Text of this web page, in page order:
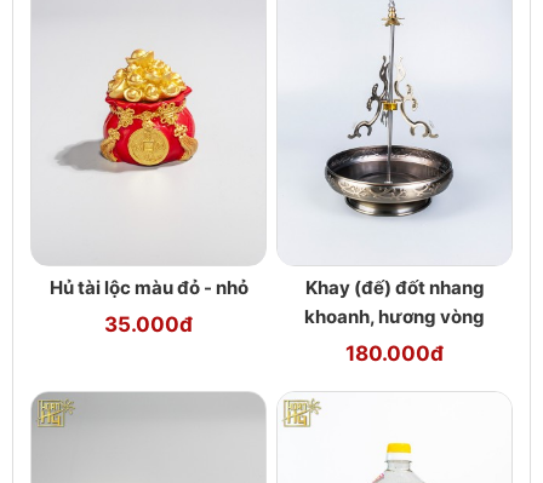
Hủ tài lộc màu đỏ - nhỏ
35.000đ
Khay (đế) đốt nhang
khoanh, hương vòng
180.000đ